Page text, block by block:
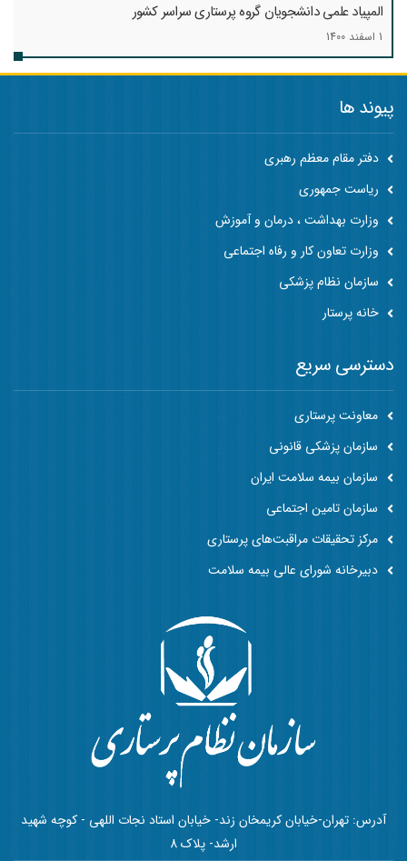
المپیاد علمی دانشجویان گروه پرستاری سراسر کشور
1 اسفند 1400
پیوند ها
دفتر مقام معظم رهبری
ریاست جمهوری
وزارت بهداشت ، درمان و آموزش
وزارت تعاون کار و رفاه اجتماعی
سازمان نظام پزشکی
خانه پرستار
آدرس: تهران-خیابان کریمخان زند- خیابان استاد نجات اللهی - کوچه شهید
ارشد- پلاک 8
دسترسی سریع
معاونت پرستاری
سازمان پزشکی قانونی
سازمان بیمه سلامت ایران
سازمان تامین اجتماعی
مرکز تحقیقات مراقبت‌های پرستاری
دبیرخانه شورای عالی بیمه سلامت